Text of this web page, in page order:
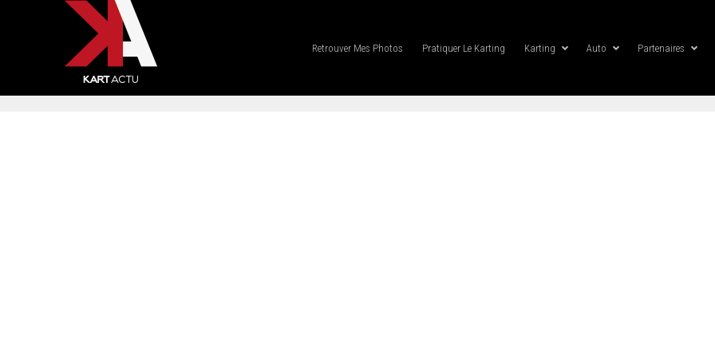
Retrouver Mes Photos Pratiquer Le Karting Karting Auto Partenaires